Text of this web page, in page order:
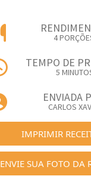
4
TEMPO DE
5
ENVIADA
CARLOS
IMPRIMIR
ENVIE SUA FOTO DA